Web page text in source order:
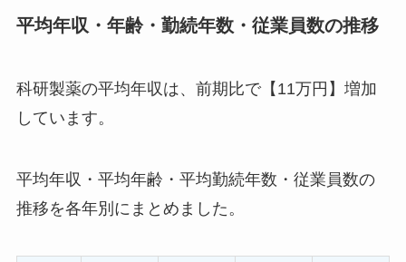
平均年収・年齢・勤続年数・従業員数の推移
科研製薬の平均年収は、前期比で【11万円】増加
しています。
平均年収・平均年齢・平均勤続年数・従業員数の
推移を各年別にまとめました。